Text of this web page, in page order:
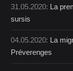
31.05.2020: La
sursis
04.05.2020: La
Préverenges